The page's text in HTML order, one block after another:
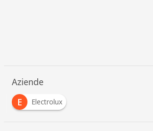
Aziende
E
Electrolux